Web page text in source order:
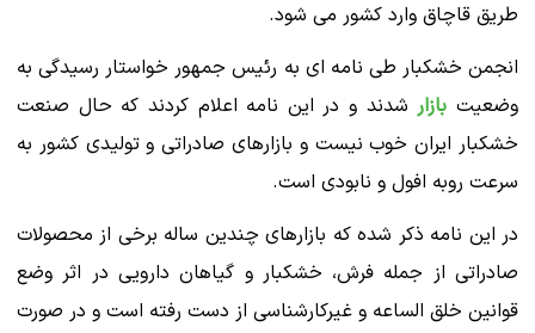
طریق قاچاق وارد کشور می شود.
انجمن خشکبار طی نامه ای به رئیس جمهور خواستار رسیدگی به
وضعیت بازار شدند و در این نامه اعلام کردند که حال صنعت
خشکبار ایران خوب نیست و بازارهای صادراتی و تولیدی کشور به
سرعت روبه افول و نابودی است.
در این نامه ذکر شده که بازارهای چندین ساله برخی از محصولات
صادراتی از جمله فرش، خشکبار و گیاهان دارویی در اثر وضع
قوانین خلق الساعه و غیرکارشناسی از دست رفته است و در صورت